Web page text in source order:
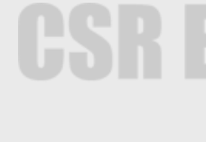
والبيئة تبحث مع
تسريع